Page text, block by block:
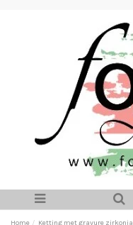
Home Ketting met gravure zirkonia